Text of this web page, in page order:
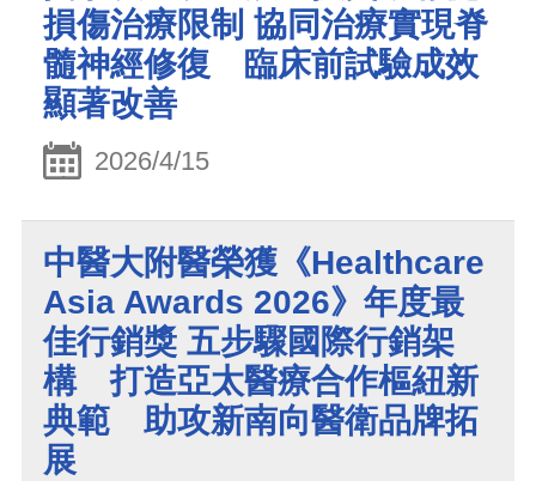
損傷治療限制 協同治療實現脊
髓神經修復 臨床前試驗成效
顯著改善
2026/4/15
中醫大附醫榮獲《Healthcare
Asia Awards 2026》年度最
佳行銷獎 五步驟國際行銷架
構 打造亞太醫療合作樞紐新
典範 助攻新南向醫衛品牌拓
展